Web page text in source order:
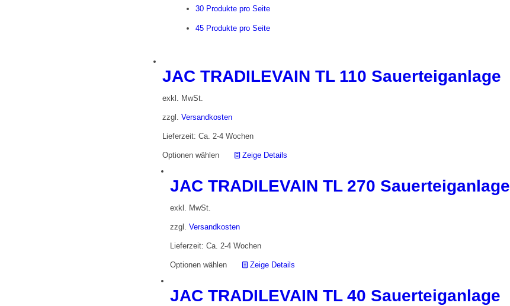
30 Produkte pro Seite
45 Produkte pro Seite
JAC TRADILEVAIN TL 110 Sauerteiganlage
exkl. MwSt.
zzgl. Versandkosten
Lieferzeit: Ca. 2-4 Wochen
Optionen wählen Zeige Details
JAC TRADILEVAIN TL 270 Sauerteiganlage
exkl. MwSt.
zzgl. Versandkosten
Lieferzeit: Ca. 2-4 Wochen
Optionen wählen Zeige Details
JAC TRADILEVAIN TL 40 Sauerteiganlage